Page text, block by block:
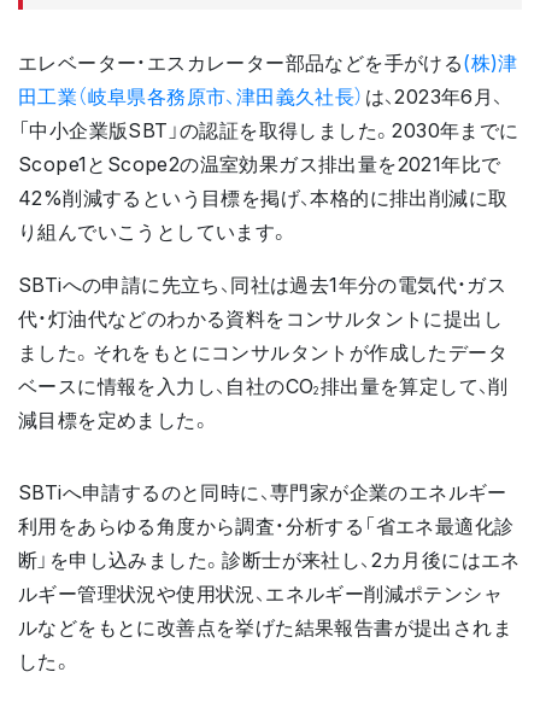
エレベーター・エスカレーター部品などを手がける(株)津
田工業（岐阜県各務原市、津田義久社長） は、2023年6月、
「中小企業版SBT」の認証を取得しました。2030年までに
Scope1とScope2の温室効果ガス排出量を2021年比で
42%削減するという目標を掲げ、本格的に排出削減に取
り組んでいこうとしています。
SBTiへの申請に先立ち、同社は過去1年分の電気代・ガス
代・灯油代などのわかる資料をコンサルタントに提出し
ました。それをもとにコンサルタントが作成したデータ
ベースに情報を入力し、自社のCO2 排出量を算定して、削
減目標を定めました。
SBTiへ申請するのと同時に、専門家が企業のエネルギー
利用をあらゆる角度から調査・分析する「省エネ最適化診
断」を申し込みました。診断士が来社し、2カ月後にはエネ
ルギー管理状況や使用状況、エネルギー削減ポテンシャ
ルなどをもとに改善点を挙げた結果報告書が提出されま
した。